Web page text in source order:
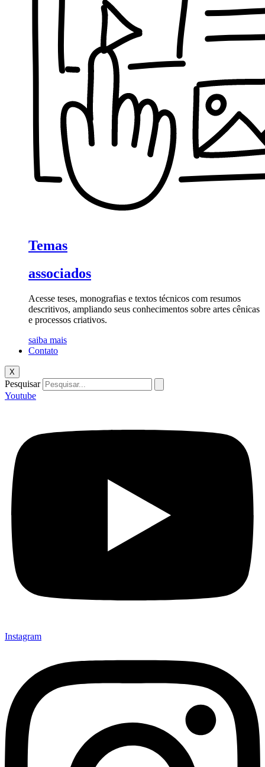
Temas
associados
Acesse teses, monografias e textos técnicos com resumos
descritivos, ampliando seus conhecimentos sobre artes cênicas
e processos criativos.
saiba mais
Contato
X
Pesquisar
Youtube
Instagram